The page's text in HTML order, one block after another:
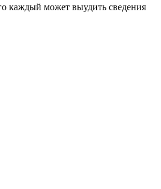
каждый может выудить сведения